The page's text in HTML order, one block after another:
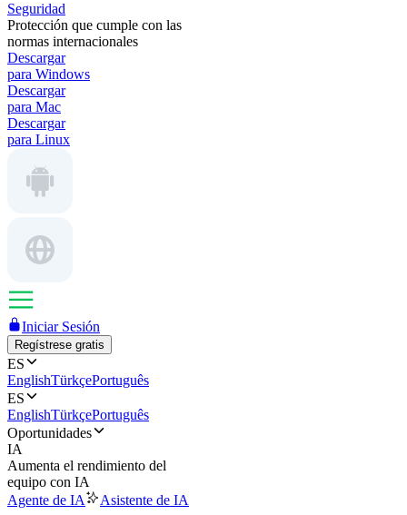
Seguridad
Protección que cumple con las
normas internacionales
Descargar
para Windows
Descargar
para Mac
Descargar
para Linux
Iniciar Sesión
Regístrese gratis
ES
EnglishTürkçePortuguês
ES
EnglishTürkçePortuguês
Oportunidades
IA
Aumenta el rendimiento del
equipo con IA
Agente de IA
Asistente de IA